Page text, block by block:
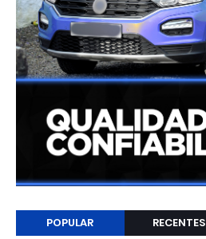
POPULAR RECENTES